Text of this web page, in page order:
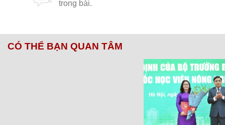
CÓ THỂ BẠN QUAN TÂM